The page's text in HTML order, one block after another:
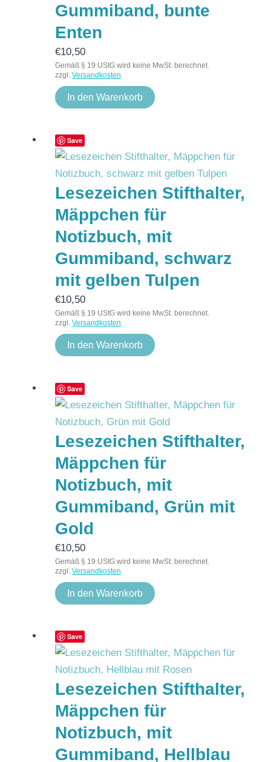
Gummiband, bunte
Enten
€10,50
Gemäß § 19 UStG wird keine MwSt. berechnet.
zzgl. Versandkosten
In den Warenkorb
Save
Lesezeichen Stifthalter,
Mäppchen für
Notizbuch, mit
Gummiband, schwarz
mit gelben Tulpen
€10,50
Gemäß § 19 UStG wird keine MwSt. berechnet.
zzgl. Versandkosten
In den Warenkorb
Save
Lesezeichen Stifthalter,
Mäppchen für
Notizbuch, mit
Gummiband, Grün mit
Gold
€10,50
Gemäß § 19 UStG wird keine MwSt. berechnet.
zzgl. Versandkosten
In den Warenkorb
Save
Lesezeichen Stifthalter,
Mäppchen für
Notizbuch, mit
Gummiband, Hellblau